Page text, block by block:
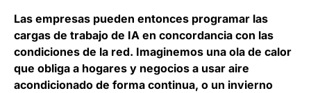
Las empresas pueden entonces programar las
cargas de trabajo de IA en concordancia con las
condiciones de la red. Imaginemos una ola de calor
que obliga a hogares y negocios a usar aire
acondicionado de forma continua, o un invierno